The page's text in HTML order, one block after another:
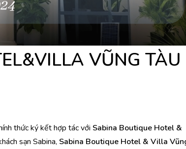
VŨNG TÀU
thức ký kết hợp tác với Sabina Boutique Hotel &
sạn Sabina, Sabina Boutique Hotel & Villa